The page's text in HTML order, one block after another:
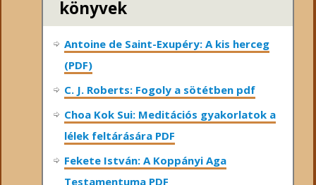
könyvek
Antoine de Saint-Exupéry: A kis herceg
(PDF)
C. J. Roberts: Fogoly a sötétben pdf
Choa Kok Sui: Meditációs gyakorlatok a
lélek feltárására PDF
Fekete István: A Koppányi Aga
Testamentuma PDF